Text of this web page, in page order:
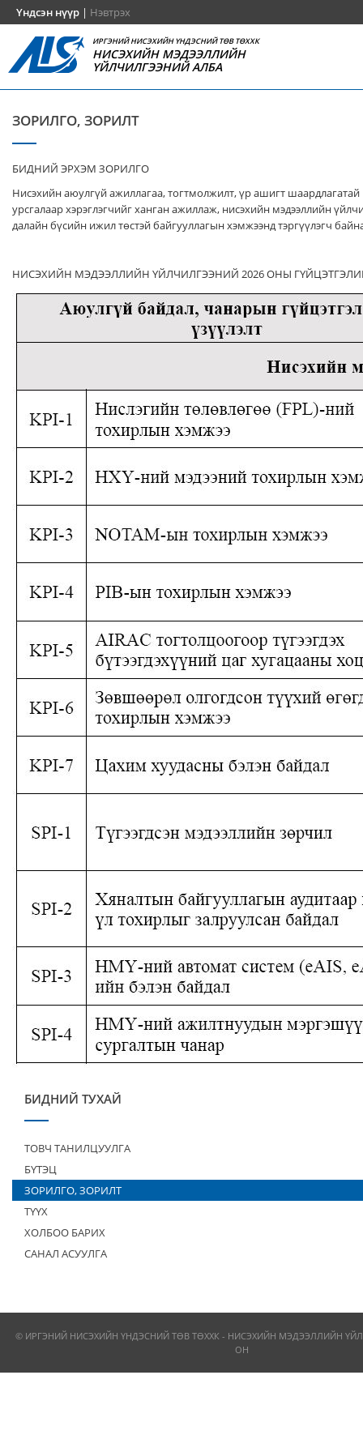
Үндсэн нүүр | Нэвтрэх
ИРГЭНИЙ НИСЭХИЙН ҮНДЭСНИЙ ТӨВ ТӨХХК
НИСЭХИЙН МЭДЭЭЛЛИЙН
ҮЙЛЧИЛГЭЭНИЙ АЛБА
ЗОРИЛГО, ЗОРИЛТ
БИДНИЙ ЭРХЭМ ЗОРИЛГО
Нисэхийн аюулгүй ажиллагаа, тогтмолжилт, үр ашигт шаардлагатай
урсгалаар хэрэглэгчийг ханган ажиллаж, нисэхийн мэдээллийн
далайн бүсийн ижил төстэй байгууллагын хэмжээнд тэргүүлэгч
НИСЭХИЙН МЭДЭЭЛЛИЙН ҮЙЛЧИЛГЭЭНИЙ 2026 ОНЫ
БИДНИЙ ТУХАЙ
ТОВЧ ТАНИЛЦУУЛГА
БҮТЭЦ
ЗОРИЛГО, ЗОРИЛТ
ТҮҮХ
ХОЛБОО БАРИХ
САНАЛ АСУУЛГА
© ИРГЭНИЙ НИСЭХИЙН ҮНДЭСНИЙ ТӨВ ТӨХХК - НИСЭХИЙН МЭДЭЭЛЛИЙН
ОН